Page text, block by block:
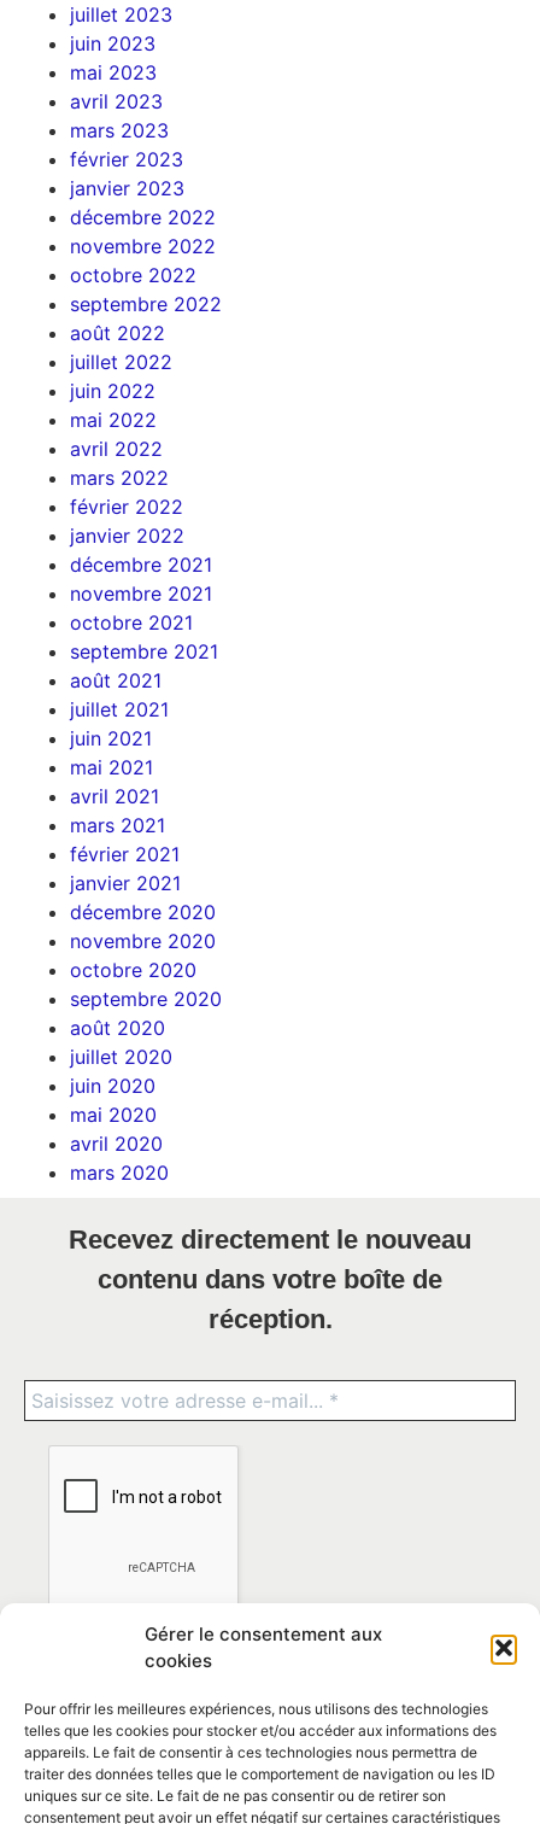
Gérer le consentement aux
cookies
Pour offrir les meilleures expériences, nous utilisons des technologies
telles que les cookies pour stocker et/ou accéder aux informations des
appareils. Le fait de consentir à ces technologies nous permettra de
traiter des données telles que le comportement de navigation ou les ID
uniques sur ce site. Le fait de ne pas consentir ou de retirer son
consentement peut avoir un effet négatif sur certaines caractéristiques
juillet 2023
juin 2023
mai 2023
avril 2023
mars 2023
février 2023
janvier 2023
décembre 2022
novembre 2022
octobre 2022
septembre 2022
août 2022
juillet 2022
juin 2022
mai 2022
avril 2022
mars 2022
février 2022
janvier 2022
décembre 2021
novembre 2021
octobre 2021
septembre 2021
août 2021
juillet 2021
juin 2021
mai 2021
avril 2021
mars 2021
février 2021
janvier 2021
décembre 2020
novembre 2020
octobre 2020
septembre 2020
août 2020
juillet 2020
juin 2020
mai 2020
avril 2020
mars 2020
Recevez directement le nouveau
contenu dans votre boîte de
réception.
*En vous abonnant vous acceptez lapolitique de
confidentialité